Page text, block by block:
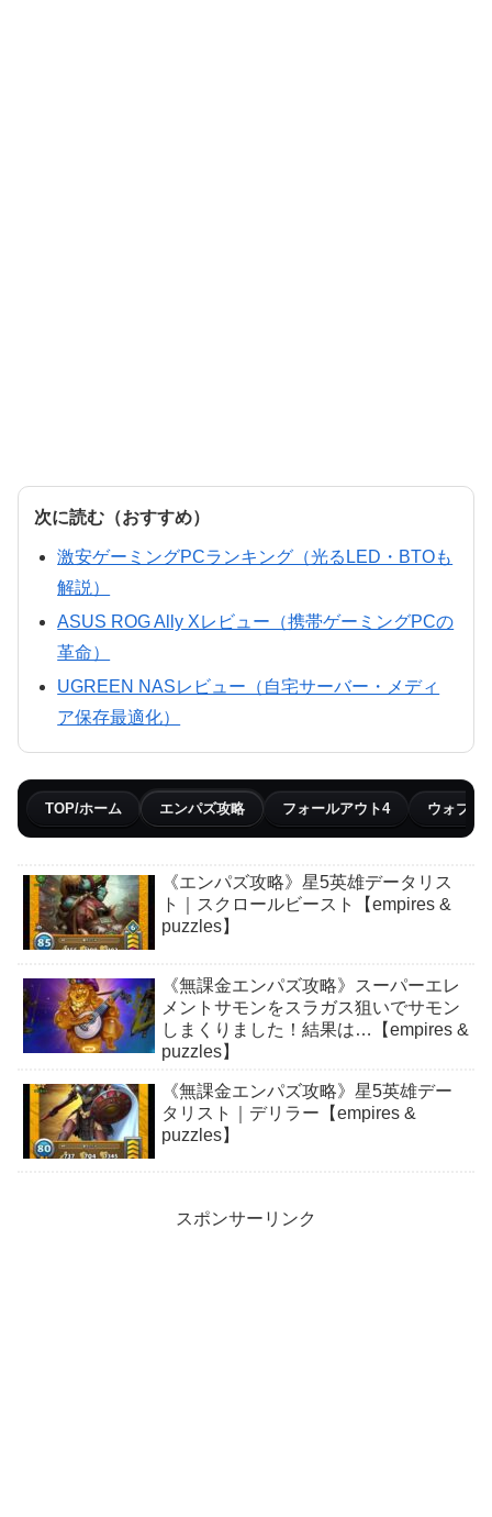
次に読む（おすすめ）
激安ゲーミングPCランキング（光るLED・BTOも
解説）
ASUS ROG Ally Xレビュー（携帯ゲーミングPCの
革命）
UGREEN NASレビュー（自宅サーバー・メディ
ア保存最適化）
TOP/ホーム エンパズ攻略 フォールアウト4 ウォブリ
《エンパズ攻略》星5英雄データリス
ト｜スクロールビースト【empires &
puzzles】
《無課金エンパズ攻略》スーパーエレ
メントサモンをスラガス狙いでサモン
しまくりました！結果は…【empires &
puzzles】
《無課金エンパズ攻略》星5英雄デー
タリスト｜デリラー【empires &
puzzles】
スポンサーリンク